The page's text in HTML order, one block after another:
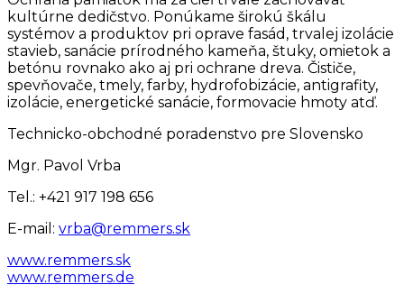
kultúrne dedičstvo. Ponúkame širokú škálu
systémov a produktov pri oprave fasád, trvalej izolácie
stavieb, sanácie prírodného kameňa, štuky, omietok a
betónu rovnako ako aj pri ochrane dreva. Čističe,
spevňovače, tmely, farby, hydrofobizácie, antigrafity,
izolácie, energetické sanácie, formovacie hmoty atď.
Technicko-obchodné poradenstvo pre Slovensko
Mgr. Pavol Vrba
Tel.: +421 917 198 656
E-mail: vrba@remmers.sk
www.remmers.sk
www.remmers.de